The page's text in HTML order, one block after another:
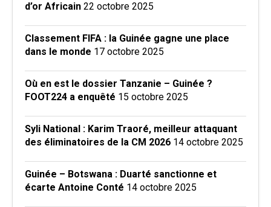
d’or Africain 22 octobre 2025
Classement FIFA : la Guinée gagne une place
dans le monde 17 octobre 2025
Où en est le dossier Tanzanie – Guinée ?
FOOT224 a enquêté 15 octobre 2025
Syli National : Karim Traoré, meilleur attaquant
des éliminatoires de la CM 2026 14 octobre 2025
Guinée – Botswana : Duarté sanctionne et
écarte Antoine Conté 14 octobre 2025